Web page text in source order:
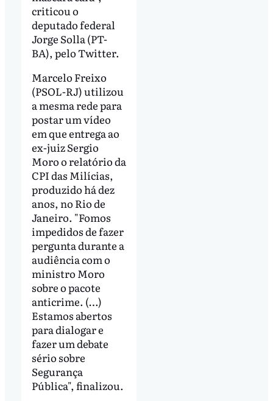
criticou o
deputado federal
Jorge Solla (PT-
BA), pelo Twitter.
Marcelo Freixo
(PSOL-RJ) utilizou
a mesma rede para
postar um vídeo
em que entrega ao
ex-juiz Sergio
Moro o relatório da
CPI das Milícias,
produzido há dez
anos, no Rio de
Janeiro. "Fomos
impedidos de fazer
pergunta durante a
audiência com o
ministro Moro
sobre o pacote
anticrime. (…)
Estamos abertos
para dialogar e
fazer um debate
sério sobre
Segurança
Pública", finalizou.